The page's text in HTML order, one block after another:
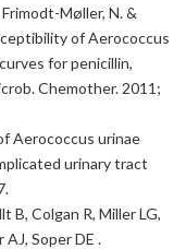
Frimodt-Møller, N. &
of Aerococcus
for penicillin,
Chemother. 2011;
Aerococcus urinae
urinary tract
B, Colgan R, Miller LG,
AJ, Soper DE .